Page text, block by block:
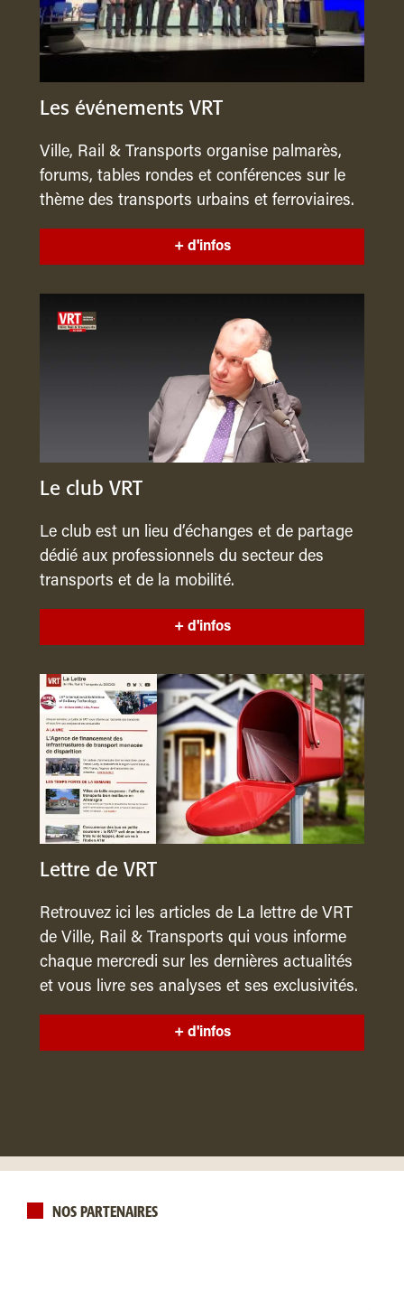
Les événements VRT
Ville, Rail & Transports organise palmarès,
forums, tables rondes et conférences sur le
thème des transports urbains et ferroviaires.
+ d'infos
Le club VRT
Le club est un lieu d’échanges et de partage
dédié aux professionnels du secteur des
transports et de la mobilité.
+ d'infos
Lettre de VRT
Retrouvez ici les articles de La lettre de VRT
de Ville, Rail & Transports qui vous informe
chaque mercredi sur les dernières actualités
et vous livre ses analyses et ses exclusivités.
+ d'infos
NOS PARTENAIRES